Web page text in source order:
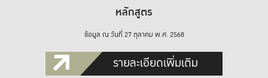
หลักสูตร
ข้อมูล ณ วันที่ 27 ตุลาคม พ.ศ. 2568
รายละเอียดเพิ่มเติม